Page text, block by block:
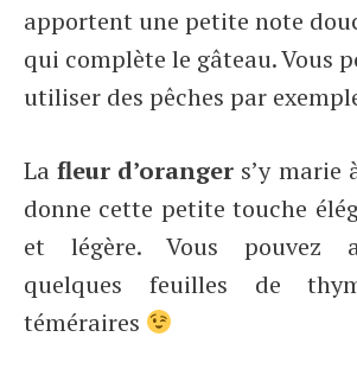
apportent une petite note
qui complète le gâteau. Vous
utiliser des pêches par
Lafleur d’oranger s’y marie
donne cette petite touche
et légère. Vous pouvez
quelques feuilles de
téméraires